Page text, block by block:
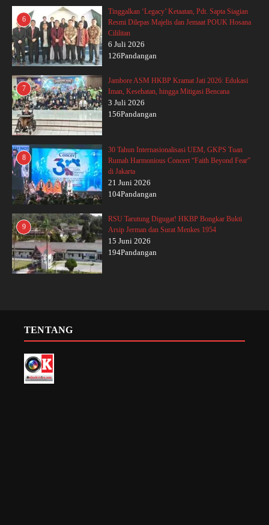
6
Tinggalkan ‘Legacy’ Ketaatan, Pdt. Sapta Siagian
Resmi Dilepas Majelis dan Jemaat POUK Hosana
Cililitan
6 Juli 2026
126Pandangan
7
Jambore ASM HKBP Kramat Jati 2026: Edukasi
Iman, Kesehatan, hingga Mitigasi Bencana
3 Juli 2026
156Pandangan
8
30 Tahun Internasionalisasi UEM, GKPS Tuan
Rumah Harmonious Concert “Faith Beyond Fear”
di Jakarta
21 Juni 2026
104Pandangan
9
RSU Tarutung Digugat! HKBP Bongkar Bukti
Arsip Jerman dan Surat Menkes 1954
15 Juni 2026
194Pandangan
TENTANG